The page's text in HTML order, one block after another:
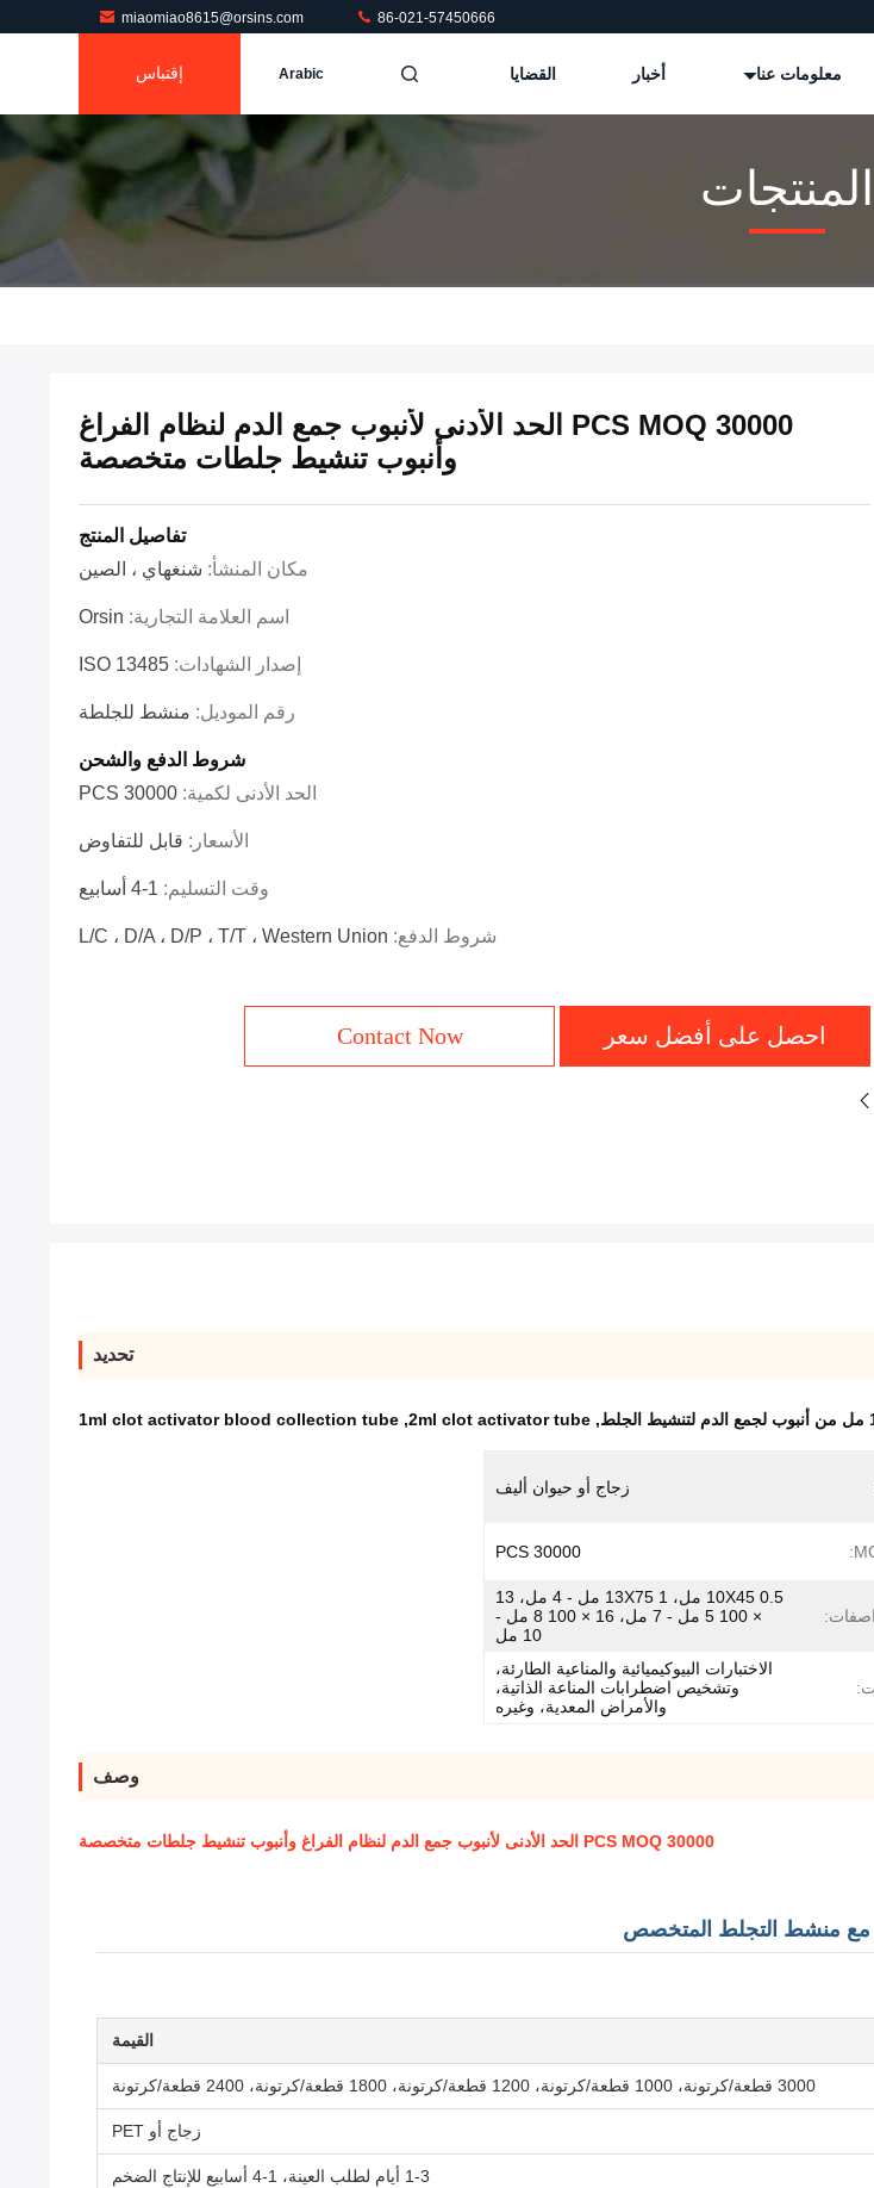
miaomiao8615@orsins.com 86-021-57450666
معلومات عنا أخبار القضايا Arabic إقتباس
المنتجات
30000 PCS MOQ الحد الأدنى لأنبوب جمع الدم لنظام الفراغ
وأنبوب تنشيط جلطات متخصصة
تفاصيل المنتج
مكان المنشأ: شنغهاي ، الصين
اسم العلامة التجارية: Orsin
إصدار الشهادات: ISO 13485
رقم الموديل: منشط للجلطة
شروط الدفع والشحن
الحد الأدنى لكمية: 30000 PCS
الأسعار: قابل للتفاوض
وقت التسليم: 1-4 أسابيع
شروط الدفع: L/C ، D/A ، D/P ، T/T ، Western Union
احصل على أفضل سعر Contact Now
تحديد
,
2ml clot activator tube
,
1ml clot activator blood collection tube
زجاج أو حيوان أليف
30000 PCS
10X45 0.5 مل، 13X75 1 مل - 4 مل، 13
× 100 5 مل - 7 مل، 16 × 100 8 مل -
10 مل
الاختبارات البيوكيميائية والمناعية الطارئة،
وتشخيص اضطرابات المناعة الذاتية،
والأمراض المعدية، وغيره
وصف
30000 PCS MOQ الحد الأدنى لأنبوب جمع الدم لنظام الفراغ وأنبوب تنشيط جلطات متخصصة
القيمة
3000 قطعة/كرتونة، 1000 قطعة/كرتونة، 1200 قطعة/كرتونة، 1800 قطعة/كرتونة، 2400 قطعة/كرتونة
زجاج أو PET
1-3 أيام لطلب العينة، 1-4 أسابيع للإنتاج الضخم